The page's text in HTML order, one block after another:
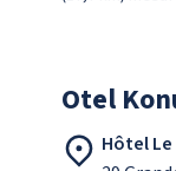
Otel
Hôtel Le